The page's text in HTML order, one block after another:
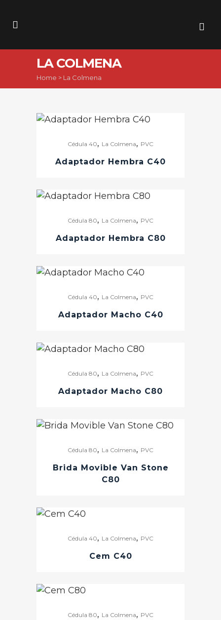
LA COLMENA
Home > La Colmena
Cédula 40, La Colmena, PVC
Adaptador Hembra C40
Cédula 80, La Colmena, PVC
Adaptador Hembra C80
Cédula 40, La Colmena, PVC
Adaptador Macho C40
Cédula 80, La Colmena, PVC
Adaptador Macho C80
Cédula 80, La Colmena, PVC
Brida Movible Van Stone
C80
Cédula 40, La Colmena, PVC
Cem C40
Cédula 80, La Colmena, PVC